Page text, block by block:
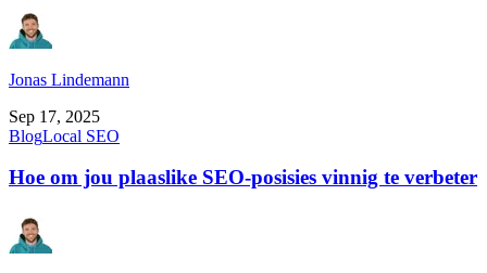
Jonas Lindemann
Sep 17, 2025
BlogLocal SEO
Hoe om jou plaaslike SEO-posisies vinnig te verbeter